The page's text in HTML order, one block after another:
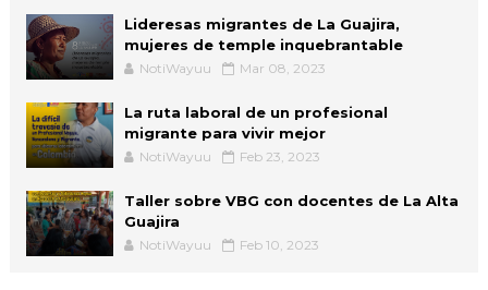
Lideresas migrantes de La Guajira,
mujeres de temple inquebrantable
NotiWayuu Mar 08, 2023
La ruta laboral de un profesional
migrante para vivir mejor
NotiWayuu Feb 23, 2023
Taller sobre VBG con docentes de La Alta
Guajira
NotiWayuu Feb 10, 2023